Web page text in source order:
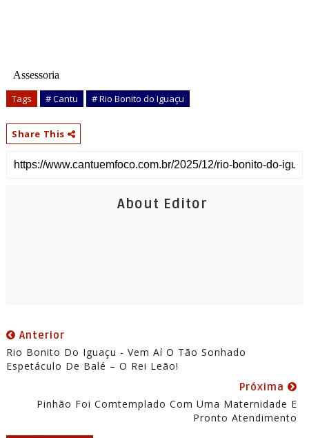
Assessoria
Tags # Cantu # Rio Bonito do Iguaçu
Share This
About Editor
Anterior
Rio Bonito Do Iguaçu - Vem Aí O Tão Sonhado
Espetáculo De Balé – O Rei Leão!
Próxima
Pinhão Foi Comtemplado Com Uma Maternidade E
Pronto Atendimento